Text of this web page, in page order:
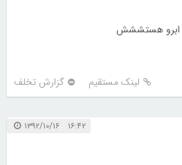
ابرو هستششش
لینک مستقیم گزارش تخلف
۱۶:۴۲ ۱۳۹۲/۱۰/۱۶